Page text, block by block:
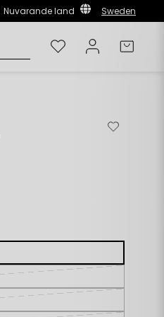
Nuvarande land Sweden
ÖnskelistaLogga in
Lägg